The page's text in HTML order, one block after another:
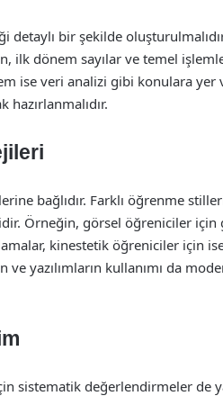
detaylı bir şekilde
ilk dönem sayılar ve temel
ise veri analizi gibi konulara yer
bağlıdır. Farklı öğrenme
Örneğin, görsel öğreniciler için
kinestetik öğreniciler için
yazılımların kullanımı da
sistematik değerlendirmeler de